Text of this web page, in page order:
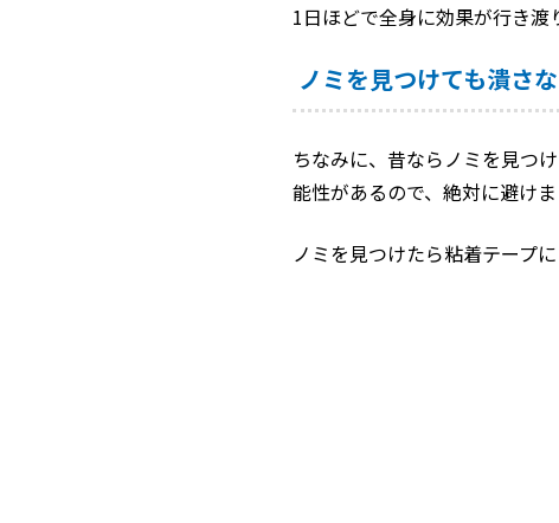
1日ほどで全身に効果が行き渡
ノミを見つけても潰さ
ちなみに、昔ならノミを見つ
能性があるので、絶対に避けま
ノミを見つけたら粘着テープ